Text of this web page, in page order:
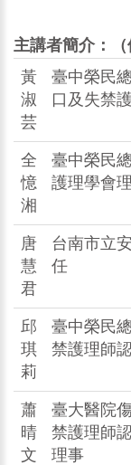
主講者簡介：（
黃
淑
芸
臺中榮民
口及失禁
全
憶
湘
臺中榮民
護理學會
唐
慧
君
台南市立
任
邱
琪
莉
臺中榮民
禁護理師
蕭
晴
文
臺大醫院
禁護理師
理事